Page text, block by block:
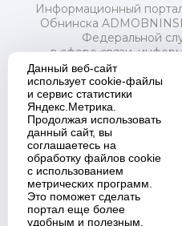
Информационный
Обнинска
Федеральной
в сфере связи,
и массовых
2018
Свидетельство о
Учредитель:
распорядительный орган)
Обнинск". Главный
Адрес
Телефон
Настоящий ресурс
Политика в отношении
Данный веб-сайт
использует cookie-файлы
и сервис статистики
Яндекс.Метрика.
Продолжая использовать
данный сайт, вы
соглашаетесь на
обработку файлов cookie
с использованием
метрических программ.
Это поможет сделать
портал еще более
удобным и полезным.